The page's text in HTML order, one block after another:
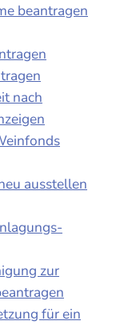
beantragen
nach
ausstellen
zur
für ein